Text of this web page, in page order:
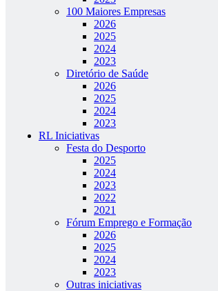
100 Maiores Empresas
2026
2025
2024
2023
Diretório de Saúde
2026
2025
2024
2023
RL Iniciativas
Festa do Desporto
2025
2024
2023
2022
2021
Fórum Emprego e Formação
2026
2025
2024
2023
Outras iniciativas